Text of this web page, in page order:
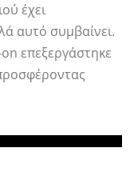
έχει
αυτό συμβαίνει.
επεξεργάστηκε